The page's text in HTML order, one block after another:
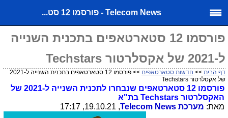
Telecom News - פורסמו 12 סט...
פורסמו 12 סטארטאפים בתכנית השנייה
ל-2021 של אקסלרטור Techstars
דף הבית >> חדשות סטארטאפים
>> פורסמו 12 סטארטאפים בתכנית השנייה ל-2021
של אקסלרטור Techstars
פורסמו 12 סטארטאפים שנבחרו לתכנית השנייה ל-2021 של
האקסלרטור Techstars בת"א
מאת: מערכת Telecom News
, 19.10.21, 17:17